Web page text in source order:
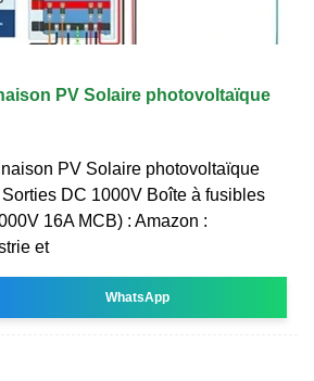
PV Solaire photovoltaïque
PV Solaire photovoltaïque
DC 1000V Boîte à fusibles
16A MCB) : Amazon :
et
WhatsApp